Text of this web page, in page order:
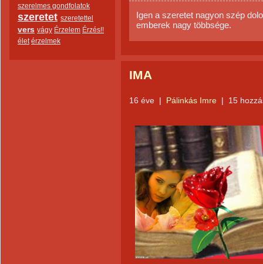
szerelmes gondfolatok
szeretet szeretettel
vers vágy Érzelem Érzés!!
élet érzelmek
Igen a szeretet nagyon szép
emberek nagy többsége.
IMA
16 éve | Pálinkás Imre | 15